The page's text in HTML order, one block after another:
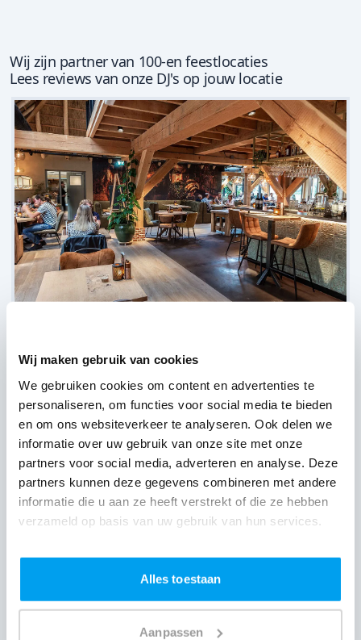
Wij maken gebruik van cookies
We gebruiken cookies om content en advertenties te
personaliseren, om functies voor social media te bieden
en om ons websiteverkeer te analyseren. Ook delen we
informatie over uw gebruik van onze site met onze
partners voor social media, adverteren en analyse. Deze
partners kunnen deze gegevens combineren met andere
informatie die u aan ze heeft verstrekt of die ze hebben
verzameld op basis van uw gebruik van hun services.
Alles toestaan
Aanpassen
Wij zijn partner van 100-en feestlocaties
Lees reviews van onze DJ's op jouw locatie